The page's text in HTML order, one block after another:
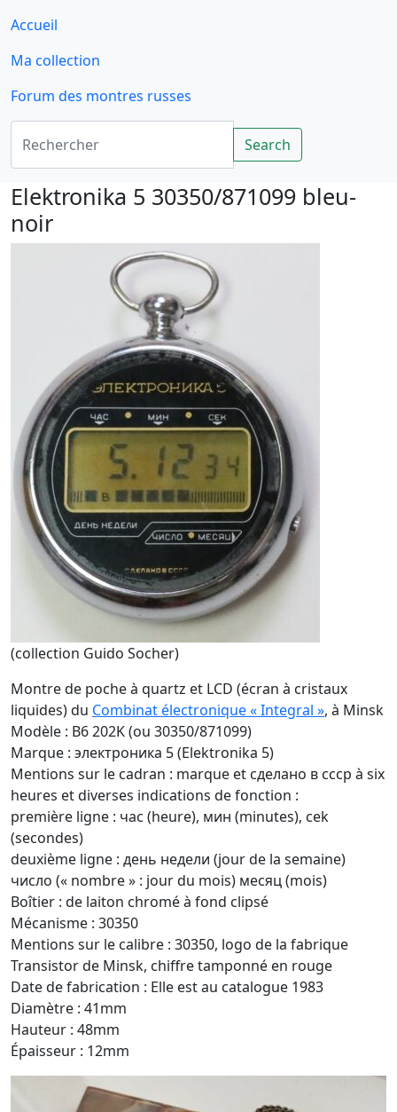
Accueil
Ma collection
Forum des montres russes
Rechercher
Search
Elektronika 5 30350/871099 bleu-
noir
(collection Guido Socher)
Montre de poche à quartz et LCD (écran à cristaux
liquides) du Combinat électronique « Integral », à Minsk
Modèle : B6 202K (ou 30350/871099)
Marque : электроника 5 (Elektronika 5)
Mentions sur le cadran : marque et cделано в cccp à six
heures et diverses indications de fonction :
première ligne : час (heure), мин (minutes), cek
(secondes)
deuxième ligne : день недели (jour de la semaine)
число (« nombre » : jour du mois) месяц (mois)
Boîtier : de laiton chromé à fond clipsé
Mécanisme : 30350
Mentions sur le calibre : 30350, logo de la fabrique
Transistor de Minsk, chiffre tamponné en rouge
Date de fabrication : Elle est au catalogue 1983
Diamètre : 41mm
Hauteur : 48mm
Épaisseur : 12mm